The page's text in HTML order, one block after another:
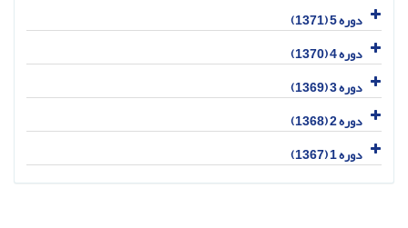
دوره 5 (1371)
دوره 4 (1370)
دوره 3 (1369)
دوره 2 (1368)
دوره 1 (1367)